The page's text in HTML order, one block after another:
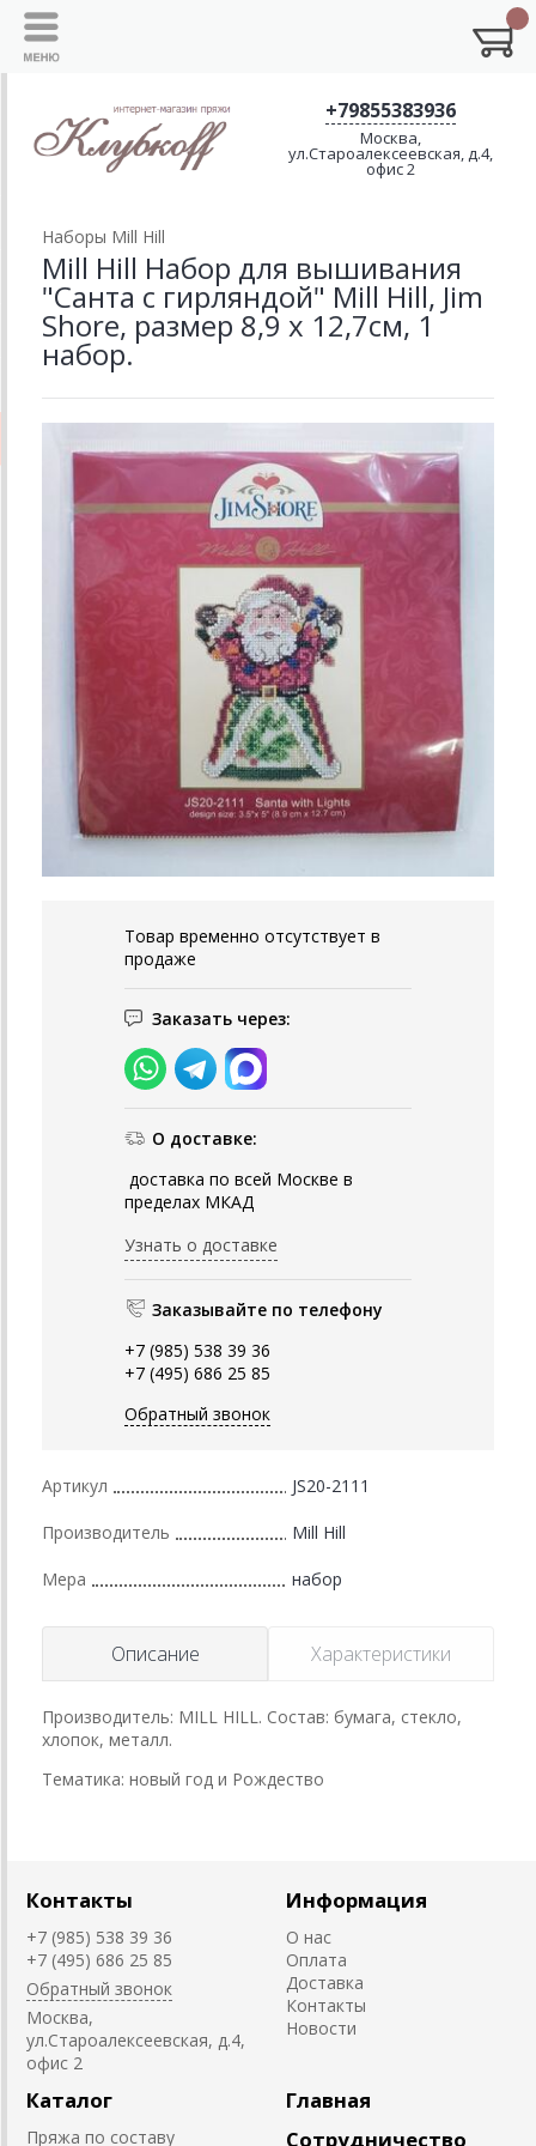
+79855383936
Москва,
ул.Староалексеевская, д.4,
офис 2
Наборы Mill Hill
Mill Hill Набор для вышивания
"Санта с гирляндой" Mill Hill, Jim
Shore, размер 8,9 х 12,7см, 1
набор.
Товар временно отсутствует в
продаже
Заказать через:
О доставке:
доставка по всей Москве в
пределах МКАД
Узнать о доставке
Заказывайте по телефону
+7 (985) 538 39 36
+7 (495) 686 25 85
Обратный звонок
Артикул JS20-2111
Производитель Mill Hill
Мера набор
Описание Характеристики
Производитель: MILL HILL. Состав: бумага, стекло,
хлопок, металл.
Тематика: новый год и Рождество
Контакты
+7 (985) 538 39 36
+7 (495) 686 25 85
Обратный звонок
Москва,
ул.Староалексеевская, д.4,
офис 2
Информация
О нас
Оплата
Доставка
Контакты
Новости
Каталог
Пряжа по составу
Главная
Сотрудничество